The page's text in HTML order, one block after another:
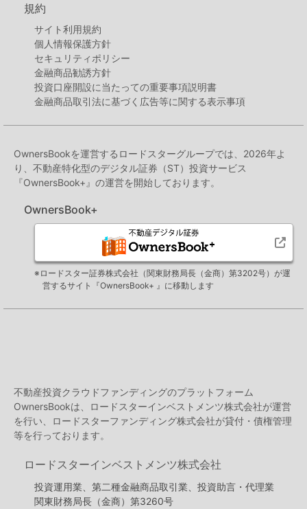
規約
サイト利用規約
個人情報保護方針
セキュリティポリシー
金融商品勧誘方針
投資口座開設に当たっての重要事項説明書
金融商品取引法に基づく広告等に関する表示事項
OwnersBookを運営するロードスターグループでは、2026年よ
り、不動産特化型のデジタル証券（ST）投資サービス
『OwnersBook+』の運営を開始しております。
OwnersBook+
※ロードスター証券株式会社（関東財務局長（金商）第3202号）が運
営するサイト『OwnersBook+ 』に移動します
不動産投資クラウドファンディングのプラットフォーム
OwnersBookは、ロードスターインベストメンツ株式会社が運営
を行い、ロードスターファンディング株式会社が貸付・債権管理
等を行っております。
ロードスターインベストメンツ株式会社
投資運用業、第二種金融商品取引業、投資助言・代理業
関東財務局長（金商）第3260号